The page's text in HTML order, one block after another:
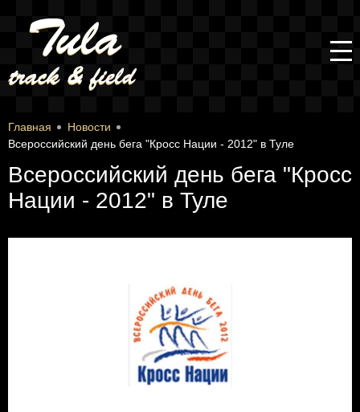
Главная
Новости
Всероссийский день бега "Кросс Нации - 2012" в Туле
Всероссийский день бега "Кросс
Нации - 2012" в Туле